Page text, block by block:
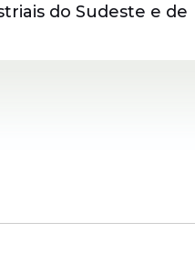
do Sudeste e de